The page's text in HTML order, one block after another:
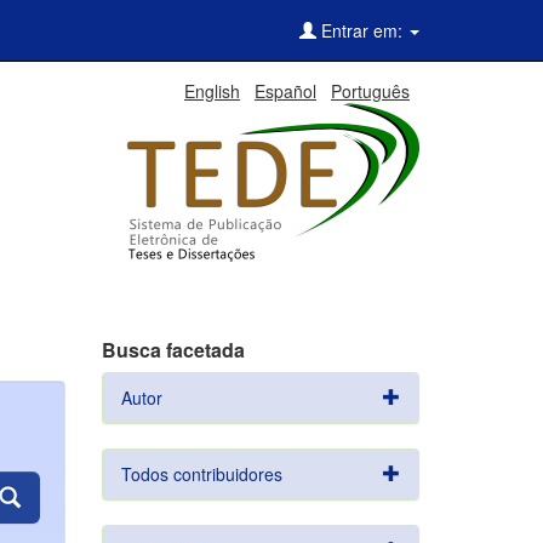
Entrar em:
English Español Português
Busca facetada
Autor
Todos contribuidores